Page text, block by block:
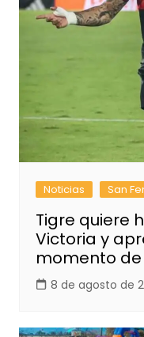
Noticias San
Tigre quiere
Victoria y
momento de
8 de agosto de